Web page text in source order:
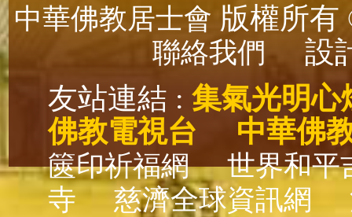
中華佛教居士會 版權所
聯絡我們 設
友站連結 : 集氣光明心
佛教電視台
中華佛
篋印祈福網
世界和平
寺
慈濟全球資訊網